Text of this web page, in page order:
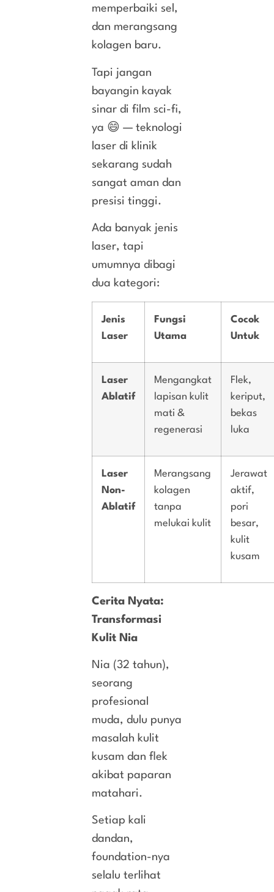
memperbaiki sel,
dan merangsang
kolagen baru.
Tapi jangan
bayangin kayak
sinar di film sci-fi,
ya 😄 — teknologi
laser di klinik
sekarang sudah
sangat aman dan
presisi tinggi.
Ada banyak jenis
laser, tapi
umumnya dibagi
dua kategori:
Jenis
Laser
Fungsi
Utama
Cocok
Untuk
Laser
Ablatif
Mengangkat
lapisan kulit
mati &
regenerasi
Flek,
keriput,
bekas
luka
Laser
Non-
Ablatif
Merangsang
kolagen
tanpa
melukai kulit
Jerawat
aktif,
pori
besar,
kulit
kusam
Cerita Nyata:
Transformasi
Kulit Nia
Nia (32 tahun),
seorang
profesional
muda, dulu punya
masalah kulit
kusam dan flek
akibat paparan
matahari.
Setiap kali
dandan,
foundation-nya
selalu terlihat